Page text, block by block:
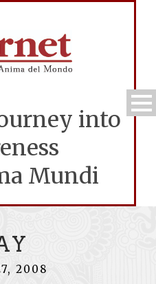
into
Mundi
2008